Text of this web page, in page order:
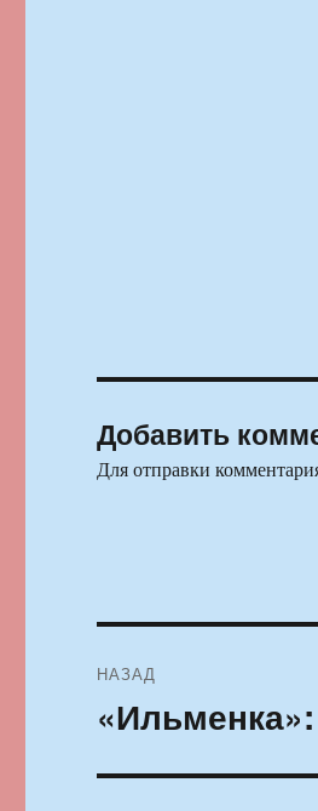
Добавить
Для отправки
по
НАЗАД
Предыдущая